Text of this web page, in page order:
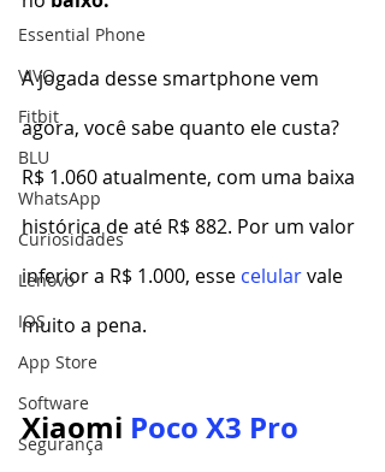
Essential Phone
VIVO
Fitbit
BLU
WhatsApp
Curiosidades
Lenovo
IOS
App Store
Software
Segurança
A jogada desse smartphone vem
agora, você sabe quanto ele custa?
R$ 1.060 atualmente, com uma baixa
histórica de até R$ 882. Por um valor
inferior a R$ 1.000, esse celular vale
muito a pena.
Xiaomi Poco X3 Pro